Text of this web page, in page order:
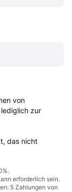
von
zur
das nicht
erforderlich sein.
5 Zahlungen von